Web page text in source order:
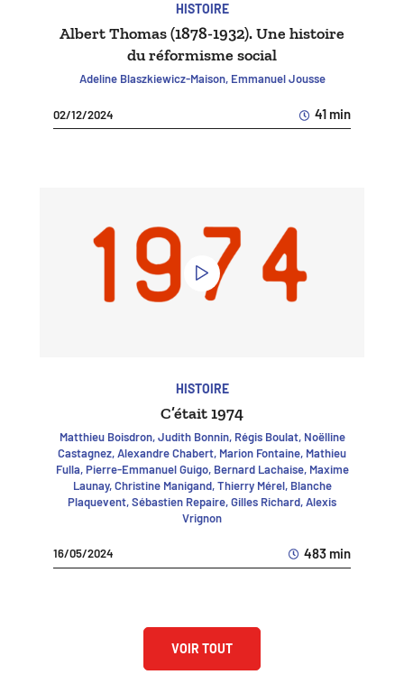
HISTOIRE
Albert Thomas (1878-1932). Une histoire
du réformisme social
Adeline Blaszkiewicz-Maison, Emmanuel Jousse
02/12/2024 41 min
HISTOIRE
C’était 1974
Matthieu Boisdron, Judith Bonnin, Régis Boulat, Noëlline
Castagnez, Alexandre Chabert, Marion Fontaine, Mathieu
Fulla, Pierre-Emmanuel Guigo, Bernard Lachaise, Maxime
Launay, Christine Manigand, Thierry Mérel, Blanche
Plaquevent, Sébastien Repaire, Gilles Richard, Alexis
Vrignon
16/05/2024 483 min
VOIR TOUT